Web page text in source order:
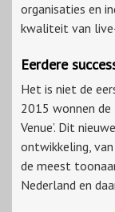
organisaties en
kwaliteit van
Eerdere
Het is niet de
2015 wonnen
Venue’. Dit
ontwikkeling,
de meest
Nederland en